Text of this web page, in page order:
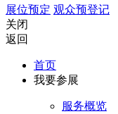
展位预定 观众预登记
关闭
返回
首页
我要参展
服务概览